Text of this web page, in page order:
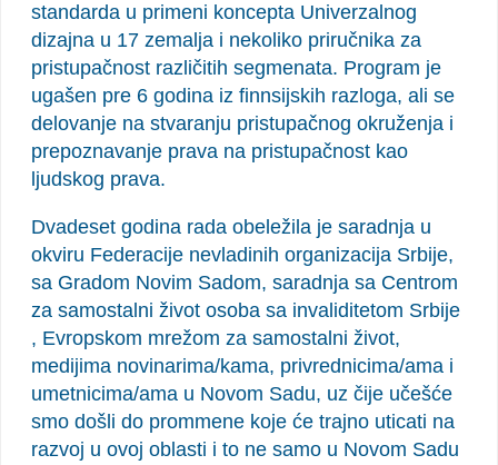
standarda u primeni koncepta Univerzalnog
dizajna u 17 zemalja i nekoliko priručnika za
pristupačnost različitih segmenata. Program je
ugašen pre 6 godina iz finnsijskih razloga, ali se
delovanje na stvaranju pristupačnog okruženja i
prepoznavanje prava na pristupačnost kao
ljudskog prava.
Dvadeset godina rada obeležila je saradnja u
okviru Federacije nevladinih organizacija Srbije,
sa Gradom Novim Sadom, saradnja sa Centrom
za samostalni život osoba sa invaliditetom Srbije
, Evropskom mrežom za samostalni život,
medijima novinarima/kama, privrednicima/ama i
umetnicima/ama u Novom Sadu, uz čije učešće
smo došli do prommene koje će trajno uticati na
razvoj u ovoj oblasti i to ne samo u Novom Sadu